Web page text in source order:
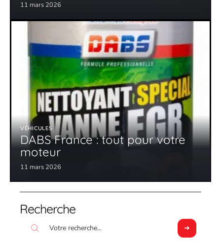
11 mars 2026
VÉHICULES
DABS France : tout pour votre
moteur
11 mars 2026
Recherche